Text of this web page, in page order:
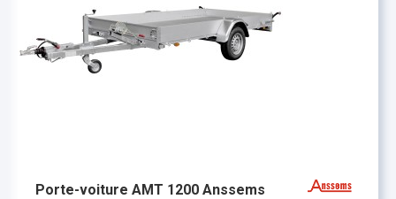
Porte-voiture AMT 1200 Anssems